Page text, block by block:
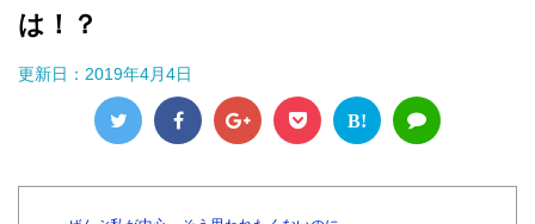
は！？
更新日： 2019年4月4日
B!